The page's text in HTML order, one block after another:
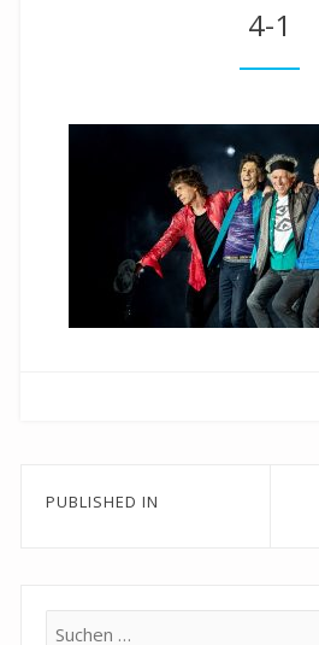
4-1
Beitragsnavigation
PUBLISHED IN
Suche